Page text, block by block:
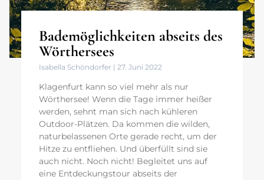
Bademöglichkeiten abseits des
Wörthersees
Isabella Schöndorfer 27. Juni 2022
Klagenfurt kann so viel mehr als nur
Wörthersee! Wenn die Tage immer heißer
werden, sehnt man sich nach kühleren
Outdoor-Plätzen. Da kommen die wilden,
naturbelassenen Orte gerade recht, um der
Hitze zu entfliehen. Und überfüllt sind sie
auch nicht. Noch nicht! Begleitet uns auf
eine Entdeckungstour abseits der